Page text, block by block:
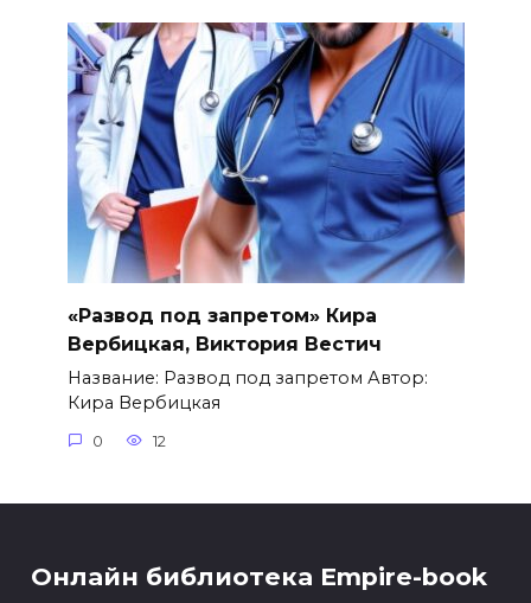
«Развод под запретом» Кира
Вербицкая, Виктория Вестич
Название: Развод под запретом Автор:
Кира Вербицкая
0 12
Онлайн библиотека Empire-book